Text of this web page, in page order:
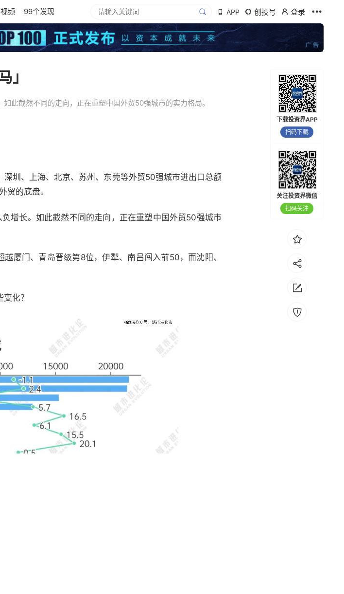
视频 99个发现 APP 创投号 登录
」
此截然不同的走向，正在重塑中国外贸50强城市的实力格局。
圳、上海、北京、苏州、东莞等外贸50强城市进出口总额
贸的底盘。
增长。如此截然不同的走向，正在重塑中国外贸50强城市
厦门、青岛晋级第8位，伊犁、南昌闯入前50，而沈阳、
化？
下载投资界APP
扫码下载
关注投资界微信
扫码关注